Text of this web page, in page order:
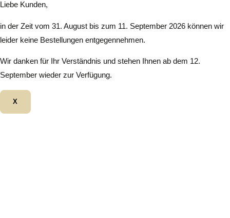
Liebe Kunden,
in der Zeit vom 31. August bis zum 11. September 2026 können wir
leider keine Bestellungen entgegennehmen.
Wir danken für Ihr Verständnis und stehen Ihnen ab dem 12.
September wieder zur Verfügung.
X